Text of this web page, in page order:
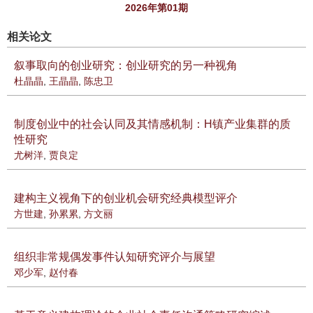
2026年第01期
相关论文
叙事取向的创业研究：创业研究的另一种视角
杜晶晶, 王晶晶, 陈忠卫
制度创业中的社会认同及其情感机制：H镇产业集群的质
性研究
尤树洋, 贾良定
建构主义视角下的创业机会研究经典模型评介
方世建, 孙累累, 方文丽
组织非常规偶发事件认知研究评介与展望
邓少军, 赵付春